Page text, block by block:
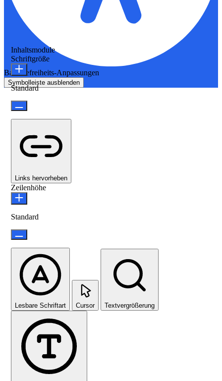
Barrierefreiheits-Anpassungen
Symbolleiste ausblenden
Inhaltsmodule
Schriftgröße
Standard
Links hervorheben
Zeilenhöhe
Standard
Lesbare Schriftart Cursor Textvergrößerung